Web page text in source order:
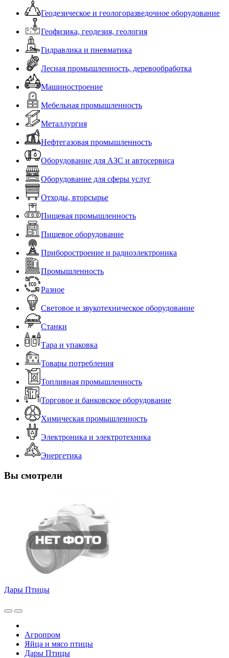
Геодезическое и геологоразведочное оборудование
Геофизика, геодезия, геология
Гидравлика и пневматика
Лесная промышленность, деревообработка
Машиностроение
Мебельная промышленность
Металлургия
Нефтегазовая промышленность
Оборудование для АЗС и автосервиса
Оборудование для сферы услуг
Отходы, вторсырье
Пищевая промышленность
Пищевое оборудование
Приборостроение и радиоэлектроника
Промышленность
Разное
Световое и звукотехническое оборудование
Станки
Тара и упаковка
Товары потребления
Топливная промышленность
Торговое и банковское оборудование
Химическая промышленность
Электроника и электротехника
Энергетика
Вы смотрели
Дары Птицы
Агропром
Яйца и мясо птицы
Дары Птицы